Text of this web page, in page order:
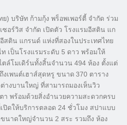
ย) บริษัท ก้ามกุ้ง พร็อพเพอร์ตี้ จำกัด ร่วม
อร์วิส จำกัด เปิดตัว โรงแรมอีสติน แก
ติน แกรนด์ แห่งที่สองในประเทศไทย
เป็นโรงแรมระดับ 5 ดาว พร้อมให้
ล์โมเดิร์นทั้งสิ้นจำนวน 494 ห้อง ตั้งแต่
เพนต์เฮาส์สุดหรู ขนาด 370 ตาราง
างบานใหญ่ ที่สามารถมองเห็นวิว
า พร้อมด้วยสิ่งอำนวยความสะดวกครบ
ปิดให้บริการตลอด 24 ชั่วโมง สปาแบบ
นาดใหญ่จำนวน 2 สระ รวมถึง ห้อง